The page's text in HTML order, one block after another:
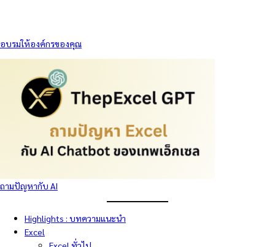
อบรมให้องค์กรของคุณ
ถามปัญหากับ AI
Highlights : บทความแนะนำ
Excel